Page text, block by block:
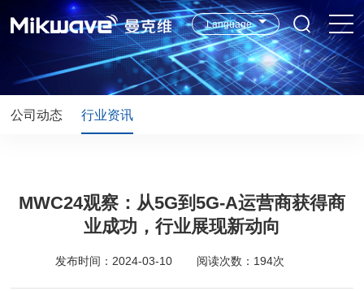
Language
公司动态 行业资讯
MWC24观察：从5G到5G-A运营商获得商
业成功，行业展现新动向
发布时间：2024-03-10 阅读次数：194次